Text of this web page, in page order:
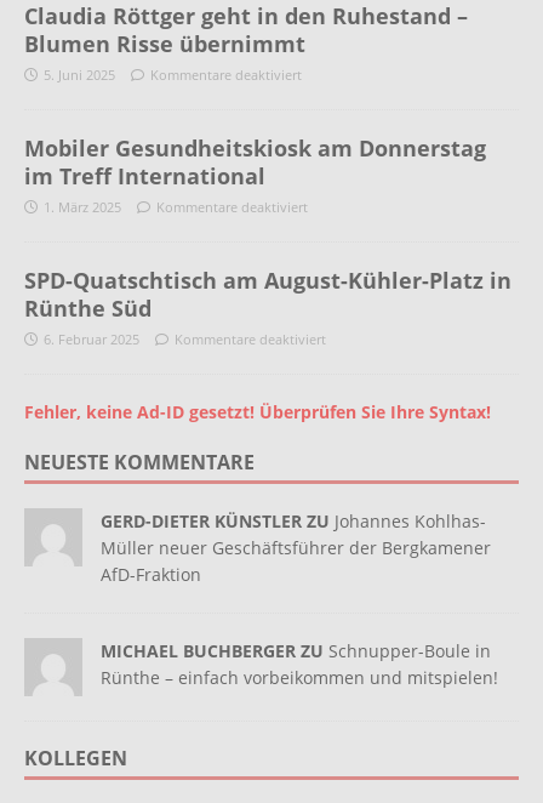
Claudia Röttger geht in den Ruhestand –
Blumen Risse übernimmt
5. Juni 2025 Kommentare deaktiviert
Mobiler Gesundheitskiosk am Donnerstag
im Treff International
1. März 2025 Kommentare deaktiviert
SPD-Quatschtisch am August-Kühler-Platz in
Rünthe Süd
6. Februar 2025 Kommentare deaktiviert
Fehler, keine Ad-ID gesetzt! Überprüfen Sie Ihre Syntax!
NEUESTE KOMMENTARE
GERD-DIETER KÜNSTLER ZU Johannes Kohlhas-
Müller neuer Geschäftsführer der Bergkamener
AfD-Fraktion
MICHAEL BUCHBERGER ZU Schnupper-Boule in
Rünthe – einfach vorbeikommen und mitspielen!
KOLLEGEN